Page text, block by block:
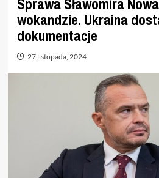
Sprawa Sławomira
wokandzie. Ukraina
dokumentacje
27 listopada, 2024